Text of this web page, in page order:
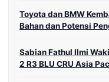
Toyota dan BMW
Bahan dan Potensi
Sabian Fathul Ilmi
2 R3 BLU CRU Asia